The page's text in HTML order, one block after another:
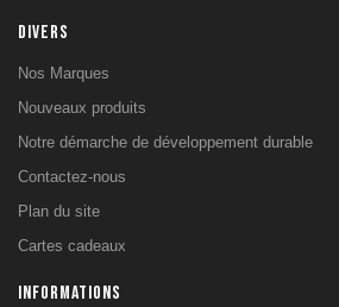
DIVERS
Nos Marques
Nouveaux produits
Notre démarche de développement durable
Contactez-nous
Plan du site
Cartes cadeaux
INFORMATIONS